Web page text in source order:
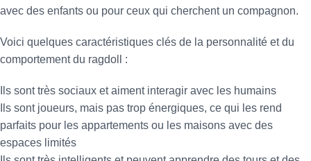
avec des enfants ou pour ceux qui cherchent un compagnon.
Voici quelques caractéristiques clés de la personnalité et du
comportement du ragdoll :
Ils sont très sociaux et aiment interagir avec les humains
Ils sont joueurs, mais pas trop énergiques, ce qui les rend
parfaits pour les appartements ou les maisons avec des
espaces limités